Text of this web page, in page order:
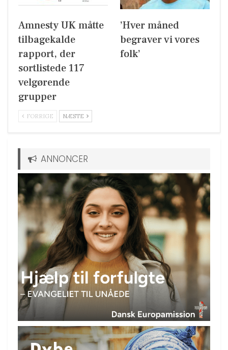
Amnesty UK måtte
tilbagekalde
rapport, der
sortlistede 117
velgørende
grupper
’Hver måned
begraver vi vores
folk’
FORRIGE NÆSTE
ANNONCER